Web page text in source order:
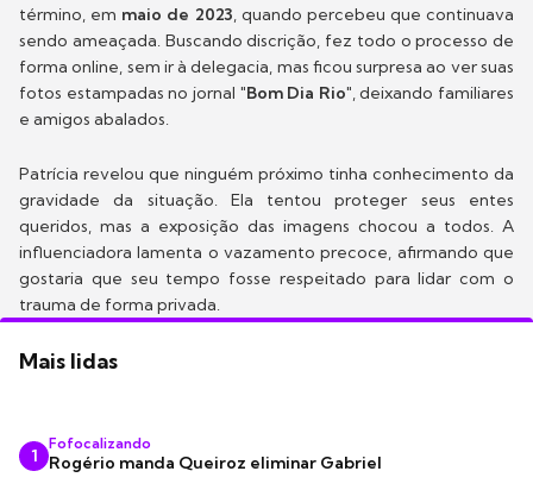
término, em maio de 2023, quando percebeu que continuava
sendo ameaçada. Buscando discrição, fez todo o processo de
forma online, sem ir à delegacia, mas ficou surpresa ao ver suas
fotos estampadas no jornal "Bom Dia Rio", deixando familiares
e amigos abalados.
Patrícia revelou que ninguém próximo tinha conhecimento da
gravidade da situação. Ela tentou proteger seus entes
queridos, mas a exposição das imagens chocou a todos. A
influenciadora lamenta o vazamento precoce, afirmando que
gostaria que seu tempo fosse respeitado para lidar com o
trauma de forma privada.
Mais lidas
1
Fofocalizando
Rogério manda Queiroz eliminar Gabriel